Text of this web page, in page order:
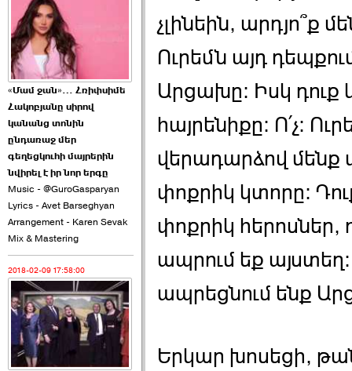
2026-06-10 22:55:00
Ուշքի չենք գալիս այն
խայտառակ ›››
2026-06-09 15:05:00
Ծառուկյանի փեսան
վնասել է ›››
2026-06-09 07:11:00
«Մամ ջան»… Հռիփսիմե
Հակոբյանը սիրով
կանանց տոնին
ընդառաջ մեր
գեղեցկուհի մայրերին
նվիրել է իր նոր երգը
Music - @GuroGasparyan
Lyrics - Avet Barseghyan
Arrangement - Karen Sevak
Mix & Mastering
2018-02-09 17:58:00
չլինեին, արդյո՞ք
Ուրեմն այդ
Արցախը։ Իսկ դուք
հայրենիքը։ Ո՛չ։
վերադարձով մենք
փոքրիկ կտորը։
փոքրիկ հերոսներ,
ապրում եք
ապրեցնում ենք
Երկար խոսեցի,